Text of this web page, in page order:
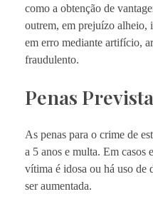
como a obtenção de
outrem, em prejuízo alheio,
em erro mediante artifício,
fraudulento.
Penas
As penas para o crime de
a 5 anos e multa. Em casos
vítima é idosa ou há uso de
ser aumentada.